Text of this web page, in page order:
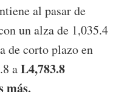
al pasar de
un alza de 1,035.4
de corto plazo en
aL4,783.8
más.